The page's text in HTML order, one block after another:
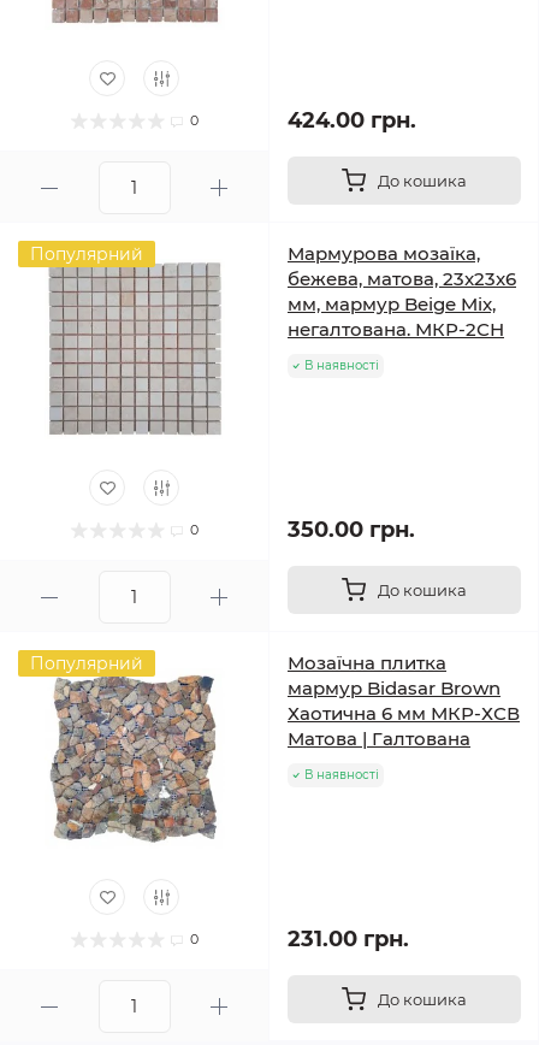
0 424.00 грн.
До кошика
Популярний
0
Мармурова мозаїка,
бежева, матова, 23x23x6
мм, мармур Beige Mix,
негалтована. МКР-2СН
В наявності
350.00 грн.
До кошика
Популярний
0
Мозаїчна плитка
мармур Bidasar Brown
Хаотична 6 мм МКР-ХСВ
Матова | Галтована
В наявності
231.00 грн.
До кошика